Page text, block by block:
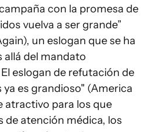
con la promesa de
vuelva a ser grande”
un eslogan que se ha
del mandato
eslogan de refutación de
ya es grandioso" (America
atractivo para los que
de atención médica, los